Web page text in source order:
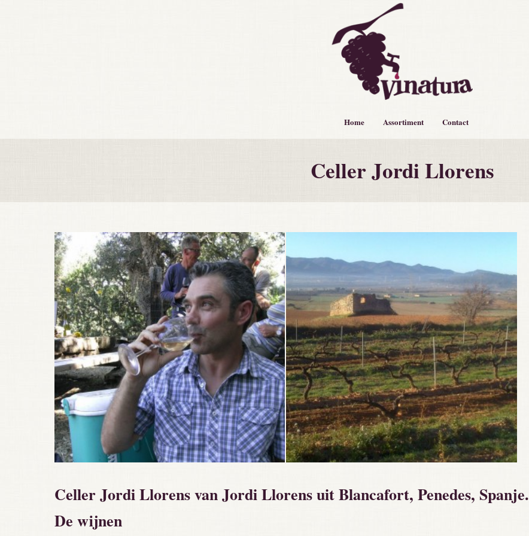
Home Assortiment Contact
Celler Jordi Llorens
Celler Jordi Llorens van Jordi Llorens uit Blancafort, Penedes, Spanje.
De wijnen